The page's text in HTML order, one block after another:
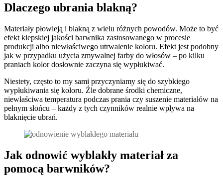
Dlaczego ubrania blakną?
Materiały płowieją i blakną z wielu różnych powodów. Może to być
efekt kiepskiej jakości barwnika zastosowanego w procesie
produkcji albo niewłaściwego utrwalenie koloru. Efekt jest podobny
jak w przypadku użycia zmywalnej farby do włosów – po kilku
praniach kolor dosłownie zaczyna się wypłukiwać.
Niestety, często to my sami przyczyniamy się do szybkiego
wypłukiwania się koloru. Źle dobrane środki chemiczne,
niewłaściwa temperatura podczas prania czy suszenie materiałów na
pełnym słońcu – każdy z tych czynników realnie wpływa na
blaknięcie ubrań.
Jak odnowić wyblakły materiał za
pomocą barwników?